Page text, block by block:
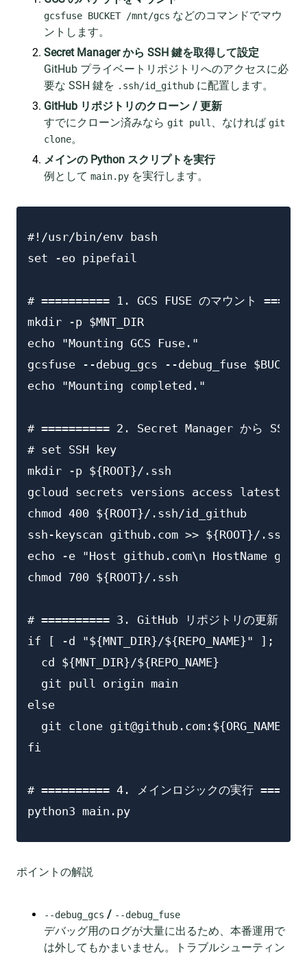
gcsfuse BUCKET /mnt/gcs などのコマンドでマウ
ントします。
Secret Manager から SSH 鍵を取得して設定
GitHub プライベートリポジトリへのアクセスに必
要な SSH 鍵を .ssh/id_github に配置します。
GitHub リポジトリのクローン / 更新
すでにクローン済みなら git pull 、なければ git
clone。
メインの Python スクリプトを実行
例として main.py を実行します。
#!/usr/bin/env bash
set -eo pipefail
# ========== 1. GCS FUSE のマウント
mkdir -p $MNT_DIR
echo "Mounting GCS Fuse."
gcsfuse --debug_gcs --debug_fuse $BUCKET
echo "Mounting completed."
# ========== 2. Secret Manager から SSH 鍵
# set SSH key
mkdir -p ${ROOT}/.ssh
gcloud secrets versions access latest --
chmod 400 ${ROOT}/.ssh/id_github
ssh-keyscan github.com >> ${ROOT}/.ssh/
echo -e "Host github.com\n HostName
chmod 700 ${ROOT}/.ssh
# ========== 3. GitHub リポジトリの更新また
if [ -d "${MNT_DIR}/${REPO_NAME}" ];
  cd ${MNT_DIR}/${REPO_NAME}
  git pull origin main
else
git clone git@github.com:${ORG_NAME}/
fi
# ========== 4. メインロジックの実行
python3 main.py
ポイントの解説
--debug_gcs / --debug_fuse
デバッグ用のログが大量に出るため、本番運用で
は外してもかまいません。トラブルシューティン